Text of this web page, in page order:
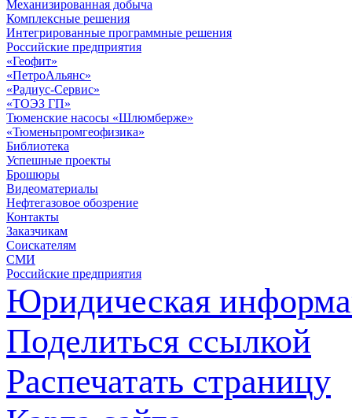
Механизированная добыча
Комплексные решения
Интегрированные программные решения
Российские предприятия
«Геофит»
«ПетроАльянс»
«Радиус-Сервис»
«ТОЭЗ ГП»
Тюменские насосы «Шлюмберже»
«Тюменьпромгеофизика»
Библиотека
Успешные проекты
Брошюры
Видеоматериалы
Нефтегазовое обозрение
Контакты
Заказчикам
Соискателям
СМИ
Российские предприятия
Юридическая
Поделиться ссылкой
Распечатать страницу